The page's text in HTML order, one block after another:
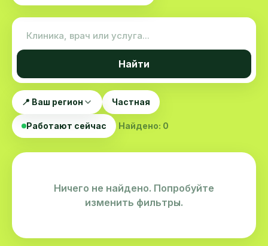
Найти
📍 Ваш регион Частная
Работают сейчас Найдено: 0
Ничего не найдено. Попробуйте
изменить фильтры.